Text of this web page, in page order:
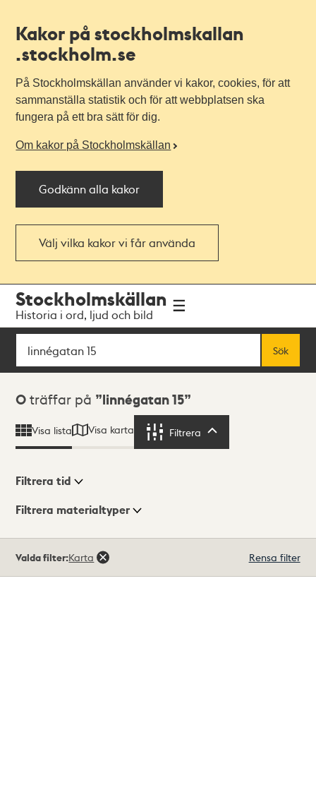
Kakor på stockholmskallan
.stockholm.se
På Stockholmskällan använder vi kakor, cookies, för att
sammanställa statistik och för att webbplatsen ska
fungera på ett bra sätt för dig.
Om kakor på Stockholmskällan
Godkänn alla kakor
Välj vilka kakor vi får använda
navigationen
huvudinnehållet
Stockholmskällan
Historia i ord, ljud och bild
Sök
Sök
Sökresultat
0 träffar på linnégatan 15
Visa lista Visa karta Filtrera
Visningsläge
Filtrera tid
Filtrera materialtyper
träffar
Valda filter:Karta Rensa filter